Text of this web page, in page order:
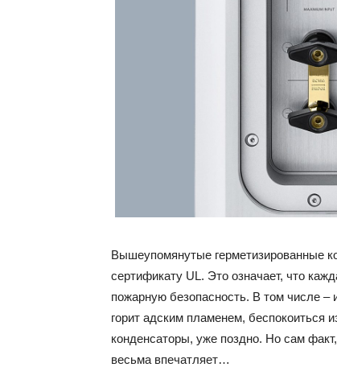
Вышеупомянутые герметизированные
сертификату UL. Это означает, что
пожарную безопасность. В том числе –
горит адским пламенем, беспокоиться
конденсаторы, уже поздно. Но сам
весьма впечатляет…